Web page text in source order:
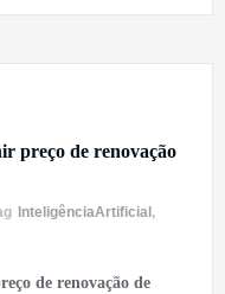
preço de renovação
InteligênciaArtificial ,
de renovação de